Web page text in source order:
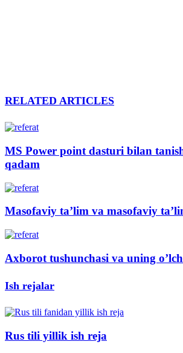
RELATED ARTICLES
MS Power point dasturi bilan
qadam
Masofaviy ta’lim va masofaviy
Axborot tushunchasi va uning
Ish rejalar
Rus tili yillik ish reja